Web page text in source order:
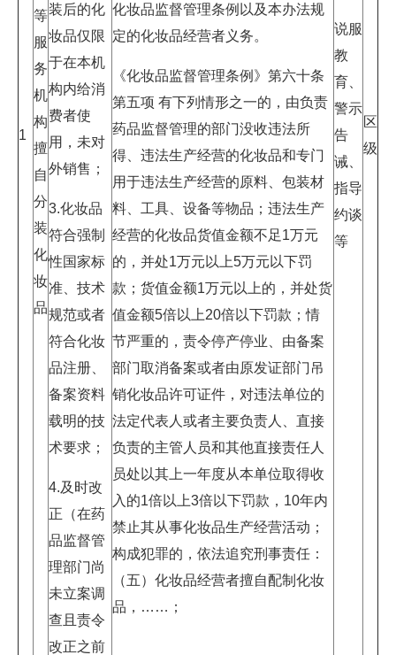
1
等
服
务
机
构
擅
自
分
装
化
妆
品
装后的化
妆品仅限
于在本机
构内给消
费者使
用，未对
外销售；
3.化妆品
符合强制
性国家标
准、技术
规范或者
符合化妆
品注册、
备案资料
载明的技
术要求；
4.及时改
正（在药
品监督管
理部门尚
未立案调
查且责令
改正之前
化妆品监督管理条例以及本办法规
定的化妆品经营者义务。
《化妆品监督管理条例》第六十条
第五项 有下列情形之一的，由负责
药品监督管理的部门没收违法所
得、违法生产经营的化妆品和专门
用于违法生产经营的原料、包装材
料、工具、设备等物品；违法生产
经营的化妆品货值金额不足1万元
的，并处1万元以上5万元以下罚
款；货值金额1万元以上的，并处货
值金额5倍以上20倍以下罚款；情
节严重的，责令停产停业、由备案
部门取消备案或者由原发证部门吊
销化妆品许可证件，对违法单位的
法定代表人或者主要负责人、直接
负责的主管人员和其他直接责任人
员处以其上一年度从本单位取得收
入的1倍以上3倍以下罚款，10年内
禁止其从事化妆品生产经营活动；
构成犯罪的，依法追究刑事责任：
（五）化妆品经营者擅自配制化妆
品，……；
说服
教
育、
警示
告
诫、
指导
约谈
等
区
级